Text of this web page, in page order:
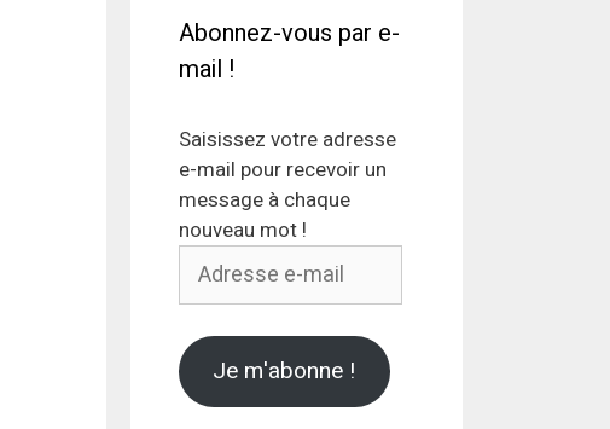
Abonnez-vous par e-
mail !
Saisissez votre adresse
e-mail pour recevoir un
message à chaque
nouveau mot !
Adresse
Je m'abonne !